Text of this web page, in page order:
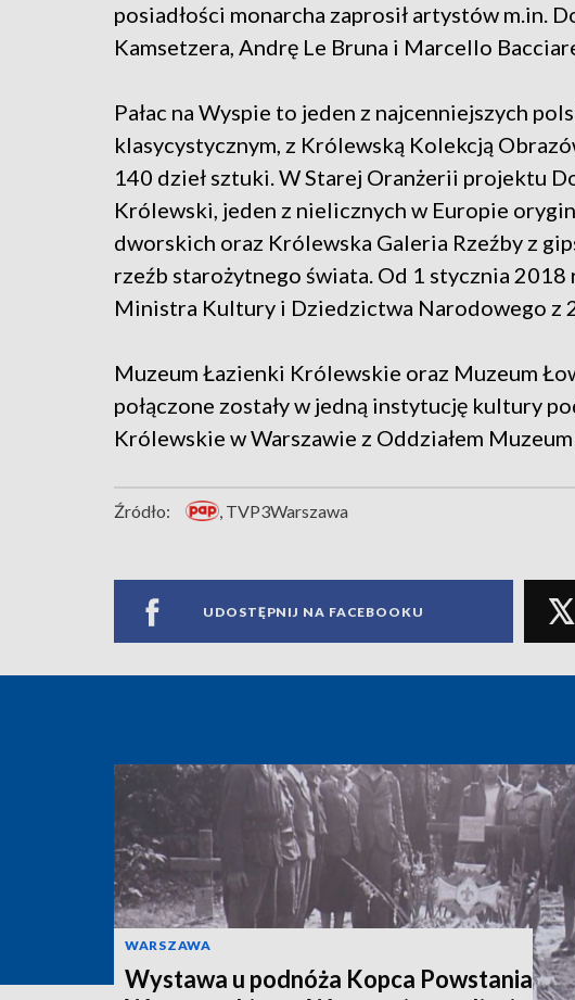
posiadłości monarcha zaprosił artystów m.in.
Kamsetzera, Andrę Le Bruna i Marcello
Pałac na Wyspie to jeden z najcenniejszych
klasycystycznym, z Królewską Kolekcją
140 dzieł sztuki. W Starej Oranżerii projektu
Królewski, jeden z nielicznych w Europie
dworskich oraz Królewska Galeria Rzeźby z
rzeźb starożytnego świata. Od 1 stycznia 2018
Ministra Kultury i Dziedzictwa Narodowego z
Muzeum Łazienki Królewskie oraz Muzeum
połączone zostały w jedną instytucję kultury
Królewskie w Warszawie z Oddziałem
Źródło: , TVP3Warszawa
UDOSTĘPNIJ NA FACEBOOKU
WARSZAWA
Wystawa u podnóża Kopca Powstania